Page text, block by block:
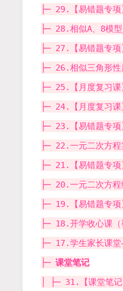
├─ 29.【易错题专
├─ 28.相似A、8模
├─ 27.【易错题专
├─ 26.相似三角形
├─ 25.【月度复习
├─ 24.【月度复习
├─ 23.【易错题专
├─ 22.一元二次方
├─ 21.【易错题专
├─ 20.一元二次方
├─ 19.【易错题专
├─ 18.开学收心课
├─ 17.学生家长课
├─ 课堂笔记
│ ├─ 31.【课堂笔